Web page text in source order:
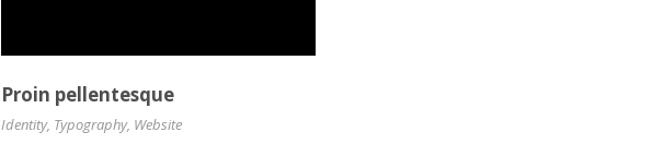
Proin pellentesque
Identity, Typography, Website